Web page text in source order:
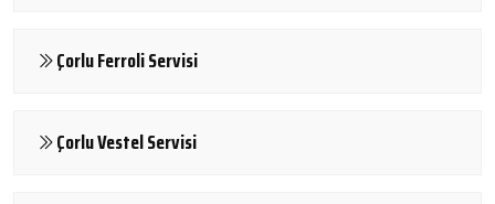
Çorlu Ferroli Servisi
Çorlu Vestel Servisi